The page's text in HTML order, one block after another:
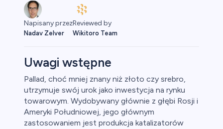
Napisany przez
Nadav Zelver
Reviewed by
Wikitoro Team
Uwagi wstępne
Pallad, choć mniej znany niż złoto czy srebro,
utrzymuje swój urok jako inwestycja na rynku
towarowym. Wydobywany głównie z głębi Rosji i
Ameryki Południowej, jego głównym
zastosowaniem jest produkcja katalizatorów